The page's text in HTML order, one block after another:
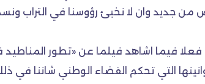
من جديد وان لا نخبئ رؤوسنا في التراب
فعلا فيما اشاهد فيلما عن «تطور
التي تحكم الفضاء الوطني شاننا في